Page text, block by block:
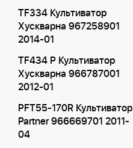
TF334 Культиватор
Хускварна 967258901
2014-01
TF434 P Культиватор
Хускварна 966787001
2012-01
PFT55-170R Культиватор
Partner 966669701 2011-
04